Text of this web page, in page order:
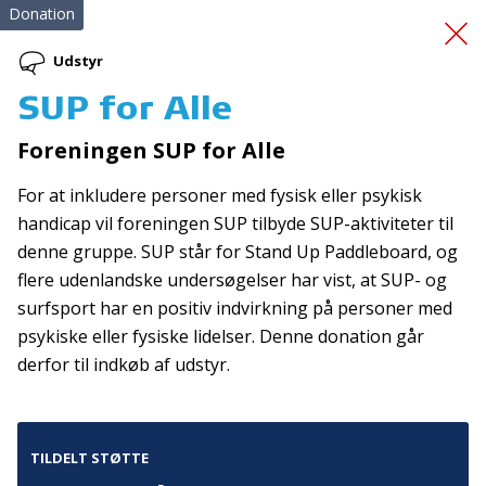
Dans for
parkinsonfamilier
Donation
Udstyr
SUP for Alle
Foreningen SUP for Alle
For at inkludere personer med fysisk eller psykisk
handicap vil foreningen SUP tilbyde SUP-aktiviteter til
denne gruppe. SUP står for Stand Up Paddleboard, og
flere udenlandske undersøgelser har vist, at SUP- og
surfsport har en positiv indvirkning på personer med
psykiske eller fysiske lidelser. Denne donation går
derfor til indkøb af udstyr.
TILDELT STØTTE
Tilmeld nyhedsbrev